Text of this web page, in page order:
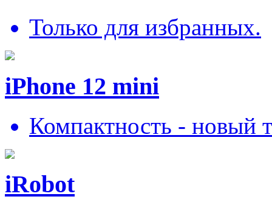
Только для избранных.
iPhone 12 mini
Компактность - новый
iRobot